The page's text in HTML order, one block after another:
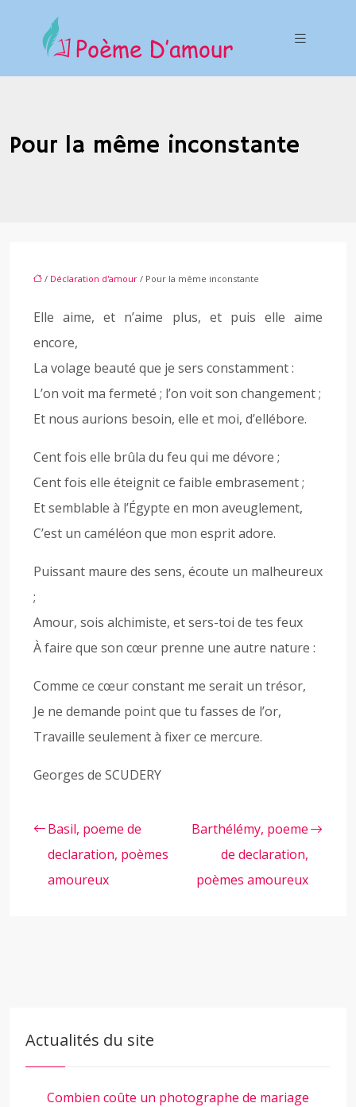
Pour la même inconstante
/ Déclaration d'amour / Pour la même inconstante
Elle aime, et n’aime plus, et puis elle aime
encore,
La volage beauté que je sers constamment :
L’on voit ma fermeté ; l’on voit son changement ;
Et nous aurions besoin, elle et moi, d’ellébore.
Cent fois elle brûla du feu qui me dévore ;
Cent fois elle éteignit ce faible embrasement ;
Et semblable à l’Égypte en mon aveuglement,
C’est un caméléon que mon esprit adore.
Puissant maure des sens, écoute un malheureux
;
Amour, sois alchimiste, et sers-toi de tes feux
À faire que son cœur prenne une autre nature :
Comme ce cœur constant me serait un trésor,
Je ne demande point que tu fasses de l’or,
Travaille seulement à fixer ce mercure.
Georges de SCUDERY
Basil, poeme de
declaration, poèmes
amoureux
Barthélémy, poeme
de declaration,
poèmes amoureux
Actualités du site
Combien coûte un photographe de mariage